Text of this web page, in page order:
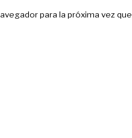
para la próxima vez que